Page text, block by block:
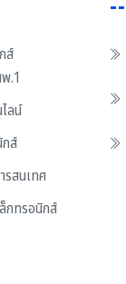
ส์
.1
ลน์
ส์
รสนเทศ
กทรอนิกส์